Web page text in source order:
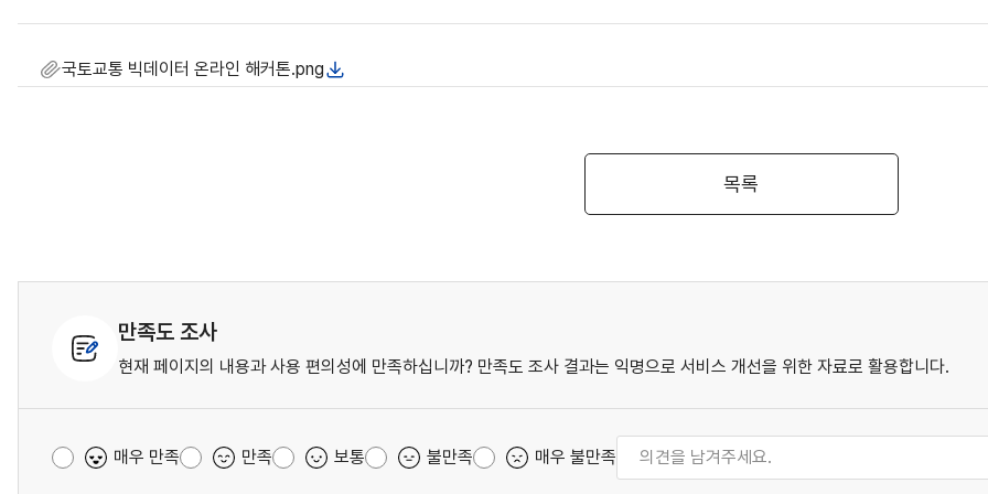
국토교통 빅데이터 온라인 해커톤.png
목록
만족도 조사
현재 페이지의 내용과 사용 편의성에 만족하십니까? 만족도 조사 결과는 익명으로 서비스 개선을 위한 자료로 활용합니다.
매우 만족 만족 보통 불만족 매우 불만족